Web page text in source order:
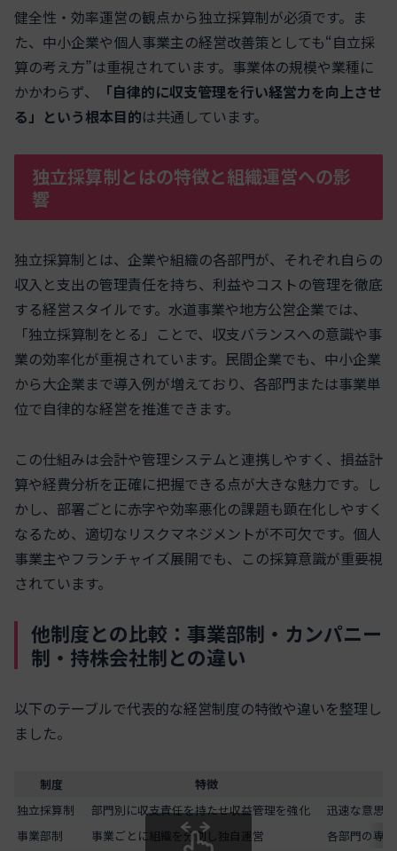
健全性・効率運営の観点から独立採算制が必須です。ま
た、中小企業や個人事業主の経営改善策としても“自立採
算の考え方”は重視されています。事業体の規模や業種に
かかわらず、
「自律的に収支管理を行い経営力を向上させ
る」という根本目的は共通しています。
独立採算制とはの特徴と組織運営への影
響
独立採算制とは、企業や組織の各部門が、それぞれ自らの
収入と支出の管理責任を持ち、利益やコストの管理を徹底
する経営スタイルです。水道事業や地方公営企業では、
「独立採算制をとる」ことで、収支バランスへの意識や事
業の効率化が重視されています。民間企業でも、中小企業
から大企業まで導入例が増えており、各部門または事業単
位で自律的な経営を推進できます。
この仕組みは会計や管理システムと連携しやすく、損益計
算や経費分析を正確に把握できる点が大きな魅力です。し
かし、部署ごとに赤字や効率悪化の課題も顕在化しやすく
なるため、適切なリスクマネジメントが不可欠です。個人
事業主やフランチャイズ展開でも、この採算意識が重要視
されています。
他制度との比較：事業部制・カンパニー
制・持株会社制との違い
以下のテーブルで代表的な経営制度の特徴や違いを整理し
ました。
制度
特徴
独立採算制
部門別に収支責任を持たせ収益管理を強化
迅速な意思
事業部制
事業ごとに組織を分割し独自運営
各部門の専